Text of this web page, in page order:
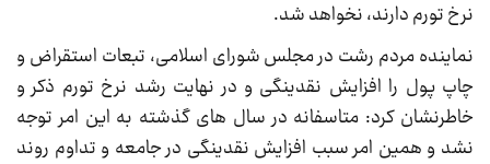
نرخ تورم دارند، نخواهد شد.
نماینده مردم رشت در مجلس شورای اسلامی، تبعات استقراض و
چاپ پول را افزایش نقدینگی و در نهایت رشد نرخ تورم ذکر و
خاطرنشان کرد: متاسفانه در سال های گذشته به این امر توجه
نشد و همین امر سبب افزایش نقدینگی در جامعه و تداوم روند